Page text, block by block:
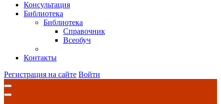
Консультация
Библиотека
Библиотека
Справочник
Всеобуч
Контакты
Регистрация на сайте Войти